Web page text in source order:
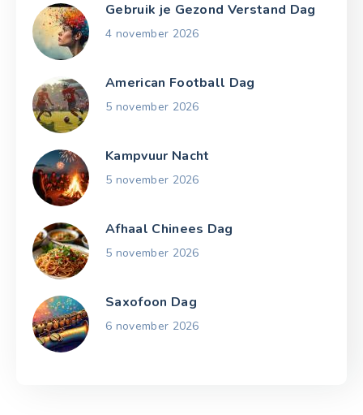
Gebruik je Gezond Verstand Dag
4 november 2026
American Football Dag
5 november 2026
Kampvuur Nacht
5 november 2026
Afhaal Chinees Dag
5 november 2026
Saxofoon Dag
6 november 2026